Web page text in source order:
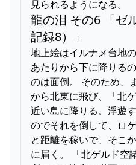
見られるようになる。
龍の泪 その6 「ゼ
記録8）」
地上絵はイルナメ台地
あたりから下に降りる
のは面倒。 そのため、
から北東に飛び、「北
近い島に降りる。浮遊
のでそれを倒して、ロ
と距離を稼いで、そこ
に届く。 「北ゲルド空